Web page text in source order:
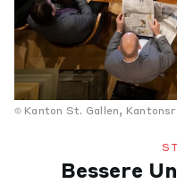
Kanton St. Gallen,
Bessere